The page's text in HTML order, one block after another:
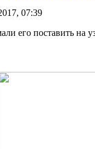
07:39
его поставить на